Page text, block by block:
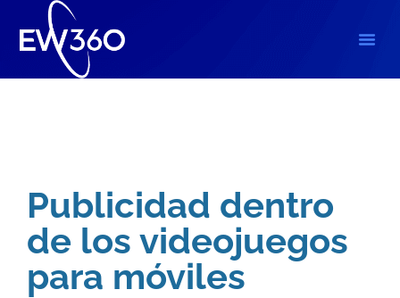
Publicidad dentro
de los videojuegos
para móviles